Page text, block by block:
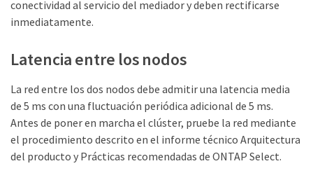
conectividad al servicio del mediador y deben rectificarse
inmediatamente.
Latencia entre los nodos
La red entre los dos nodos debe admitir una latencia media
de 5 ms con una fluctuación periódica adicional de 5 ms.
Antes de poner en marcha el clúster, pruebe la red mediante
el procedimiento descrito en el informe técnico Arquitectura
del producto y Prácticas recomendadas de ONTAP Select.